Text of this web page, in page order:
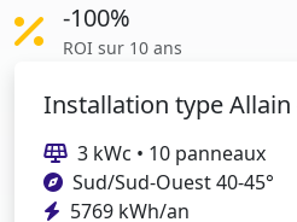
-100%
ROI sur 10 ans
Installation type Allain
3 kWc • 10 panneaux
Sud/Sud-Ouest 40-45°
5769 kWh/an